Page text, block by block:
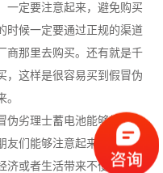
一定要注意起来，避免购买
时候一定要通过正规的渠道
商那里去购买。还有就是千
，这样是很容易买到假冒伪
伪劣理士蓄电池能够带来的
友们能够注意起来，避免购
济或者生活带来不便。